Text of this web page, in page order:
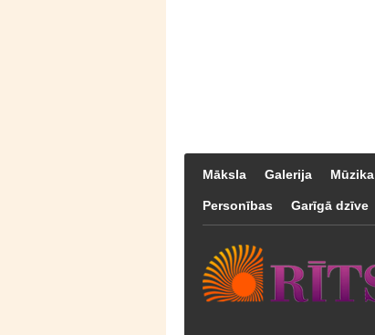
Māksla Galerija Mūzika
Personības Garīgā dzīve